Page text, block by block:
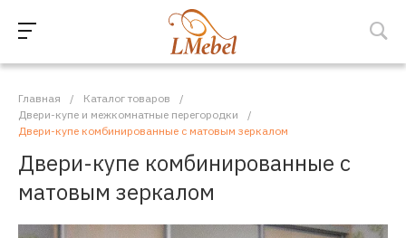
Главная / Каталог товаров
/
Двери-купе и межкомнатные перегородки
/
Двери-купе комбинированные с матовым зеркалом
Двери-купе комбинированные с
матовым зеркалом